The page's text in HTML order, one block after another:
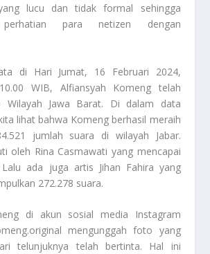
lucu dan tidak formal sehingga
perhatian para netizen dengan
di Hari Jumat, 16 Februari 2024,
WIB, Alfiansyah Komeng telah
Wilayah Jawa Barat. Di dalam data
lihat bahwa Komeng berhasil meraih
jumlah suara di wilayah Jabar.
oleh Rina Casmawati yang mencapai
Lalu ada juga artis Jihan Fahira yang
272.278 suara.
di akun sosial media Instagram
mengunggah foto yang
telunjuknya telah bertinta. Hal ini